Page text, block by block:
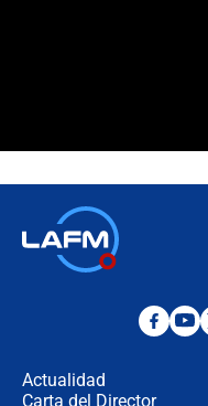
Actualidad
Carta del Director